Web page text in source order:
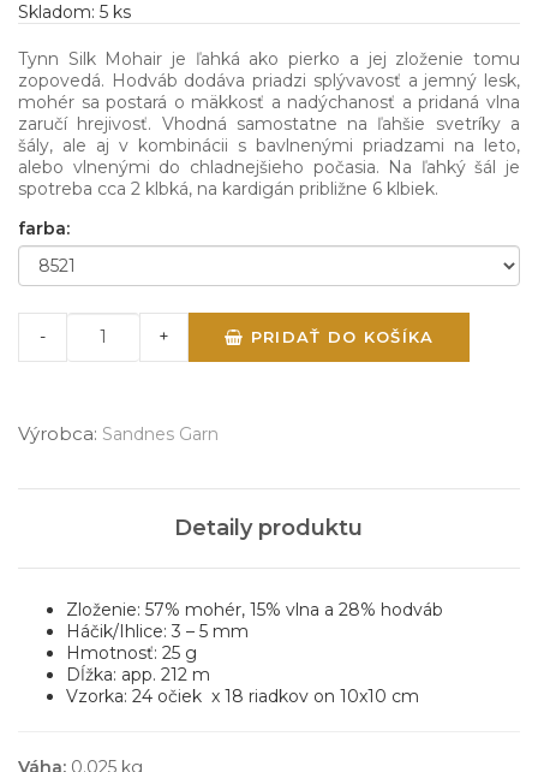
Skladom: 5 ks
Tynn Silk Mohair je ľahká ako pierko a jej zloženie tomu
zopovedá. Hodváb dodáva priadzi splývavosť a jemný lesk,
mohér sa postará o mäkkosť a nadýchanosť a pridaná vlna
zaručí hrejivosť. Vhodná samostatne na ľahšie svetríky a
šály, ale aj v kombinácii s bavlnenými priadzami na leto,
alebo vlnenými do chladnejšieho počasia. Na ľahký šál je
spotreba cca 2 klbká, na kardigán približne 6 klbiek.
farba:
- + PRIDAŤ DO KOŠÍKA
Výrobca: Sandnes Garn
Detaily produktu
Zloženie: 57% mohér, 15% vlna a 28% hodváb
Háčik/Ihlice: 3 – 5 mm
Hmotnosť: 25 g
Dĺžka: app. 212 m
Vzorka: 24 očiek x 18 riadkov on 10x10 cm
Váha: 0.025 kg